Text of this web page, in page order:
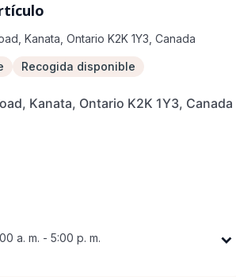
Kanata, Ontario K2K 1Y3, Canada
Recogida disponible
a. m. - 5:00 p. m.